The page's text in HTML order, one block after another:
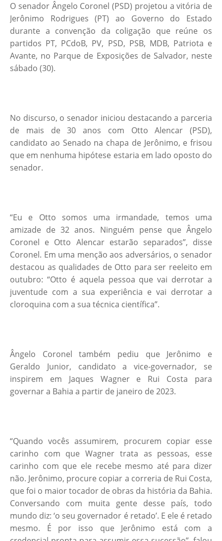
O senador Ângelo Coronel (PSD) projetou a vitória de
Jerônimo Rodrigues (PT) ao Governo do Estado
durante a convenção da coligação que reúne os
partidos PT, PCdoB, PV, PSD, PSB, MDB, Patriota e
Avante, no Parque de Exposições de Salvador, neste
sábado (30).
No discurso, o senador iniciou destacando a parceria
de mais de 30 anos com Otto Alencar (PSD),
candidato ao Senado na chapa de Jerônimo, e frisou
que em nenhuma hipótese estaria em lado oposto do
senador.
“Eu e Otto somos uma irmandade, temos uma
amizade de 32 anos. Ninguém pense que Ângelo
Coronel e Otto Alencar estarão separados”, disse
Coronel. Em uma menção aos adversários, o senador
destacou as qualidades de Otto para ser reeleito em
outubro: “Otto é aquela pessoa que vai derrotar a
juventude com a sua experiência e vai derrotar a
cloroquina com a sua técnica científica”.
Ângelo Coronel também pediu que Jerônimo e
Geraldo Junior, candidato a vice-governador, se
inspirem em Jaques Wagner e Rui Costa para
governar a Bahia a partir de janeiro de 2023.
“Quando vocês assumirem, procurem copiar esse
carinho com que Wagner trata as pessoas, esse
carinho com que ele recebe mesmo até para dizer
não. Jerônimo, procure copiar a correria de Rui Costa,
que foi o maior tocador de obras da história da Bahia.
Conversando com muita gente desse país, todo
mundo diz: ‘o seu governador é retado’. E ele é retado
mesmo. É por isso que Jerônimo está com a